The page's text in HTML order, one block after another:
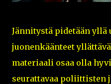
Jännitystä pidetään yllä
juonenkäänteet
materiaali osaa olla
seurattavaa poliittisten